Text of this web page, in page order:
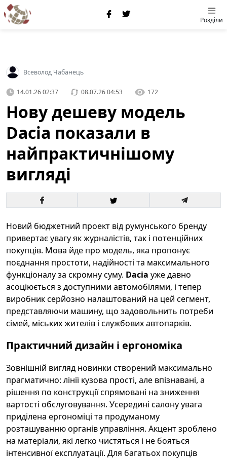
Розділи
Всеволод Чабанець
14.01.26 02:37 08.07.26 04:53 172
Нову дешеву модель
Dacia показали в
найпрактичнішому
вигляді
Новий бюджетний проект від румунського бренду
привертає увагу як журналістів, так і потенційних
покупців. Мова йде про модель, яка пропонує
поєднання простоти, надійності та максимального
функціоналу за скромну суму. Dacia уже давно
асоціюється з доступними автомобілями, і тепер
виробник серйозно налаштований на цей сегмент,
представляючи машину, що задовольнить потреби
сімей, міських жителів і службових автопарків.
Практичний дизайн і ергономіка
Зовнішній вигляд новинки створений максимально
прагматично: лінії кузова прості, але впізнавані, а
рішення по конструкції спрямовані на зниження
вартості обслуговування. Усередині салону увага
приділена ергономіці та продуманому
розташуванню органів управління. Акцент зроблено
на матеріали, які легко чистяться і не бояться
інтенсивної експлуатації. Для багатьох покупців